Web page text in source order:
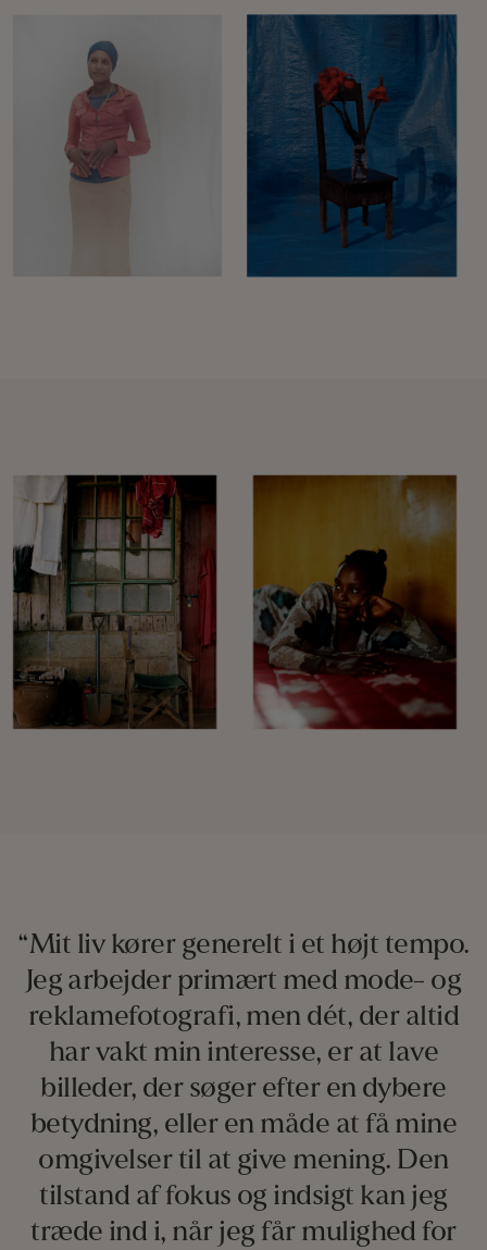
“Mit liv kører generelt i et højt tempo.
Jeg arbejder primært med mode- og
reklamefotografi, men dét, der altid
har vakt min interesse, er at lave
billeder, der søger efter en dybere
betydning, eller en måde at få mine
omgivelser til at give mening. Den
tilstand af fokus og indsigt kan jeg
træde ind i, når jeg får mulighed for